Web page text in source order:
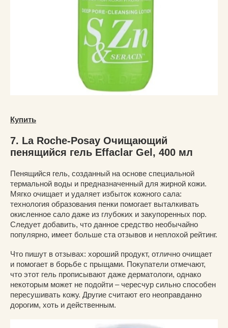
Купить
7. Lа Roche-Posay Очищающий
пенящийся гель Effaclar Gel, 400 мл
Пенящийся гель, созданный на основе специальной
термальной воды и предназначенный для жирной кожи.
Мягко очищает и удаляет избыток кожного сала:
технология образования пенки помогает выталкивать
окисленное сало даже из глубоких и закупоренных пор.
Следует добавить, что данное средство необычайно
популярно, имеет больше ста отзывов и неплохой рейтинг.
Что пишут в отзывах: хороший продукт, отлично очищает
и помогает в борьбе с прыщами. Покупатели отмечают,
что этот гель прописывают даже дерматологи, однако
некоторым может не подойти – чересчур сильно способен
пересушивать кожу. Другие считают его неоправданно
дорогим, хоть и действенным.